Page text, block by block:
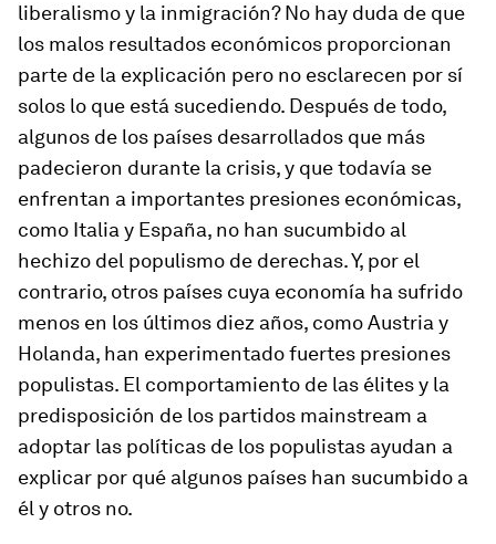
liberalismo y la inmigración? No hay duda de que
los malos resultados económicos proporcionan
parte de la explicación pero no esclarecen por sí
solos lo que está sucediendo. Después de todo,
algunos de los países desarrollados que más
padecieron durante la crisis, y que todavía se
enfrentan a importantes presiones económicas,
como Italia y España, no han sucumbido al
hechizo del populismo de derechas. Y, por el
contrario, otros países cuya economía ha sufrido
menos en los últimos diez años, como Austria y
Holanda, han experimentado fuertes presiones
populistas. El comportamiento de las élites y la
predisposición de los partidos mainstream a
adoptar las políticas de los populistas ayudan a
explicar por qué algunos países han sucumbido a
él y otros no.